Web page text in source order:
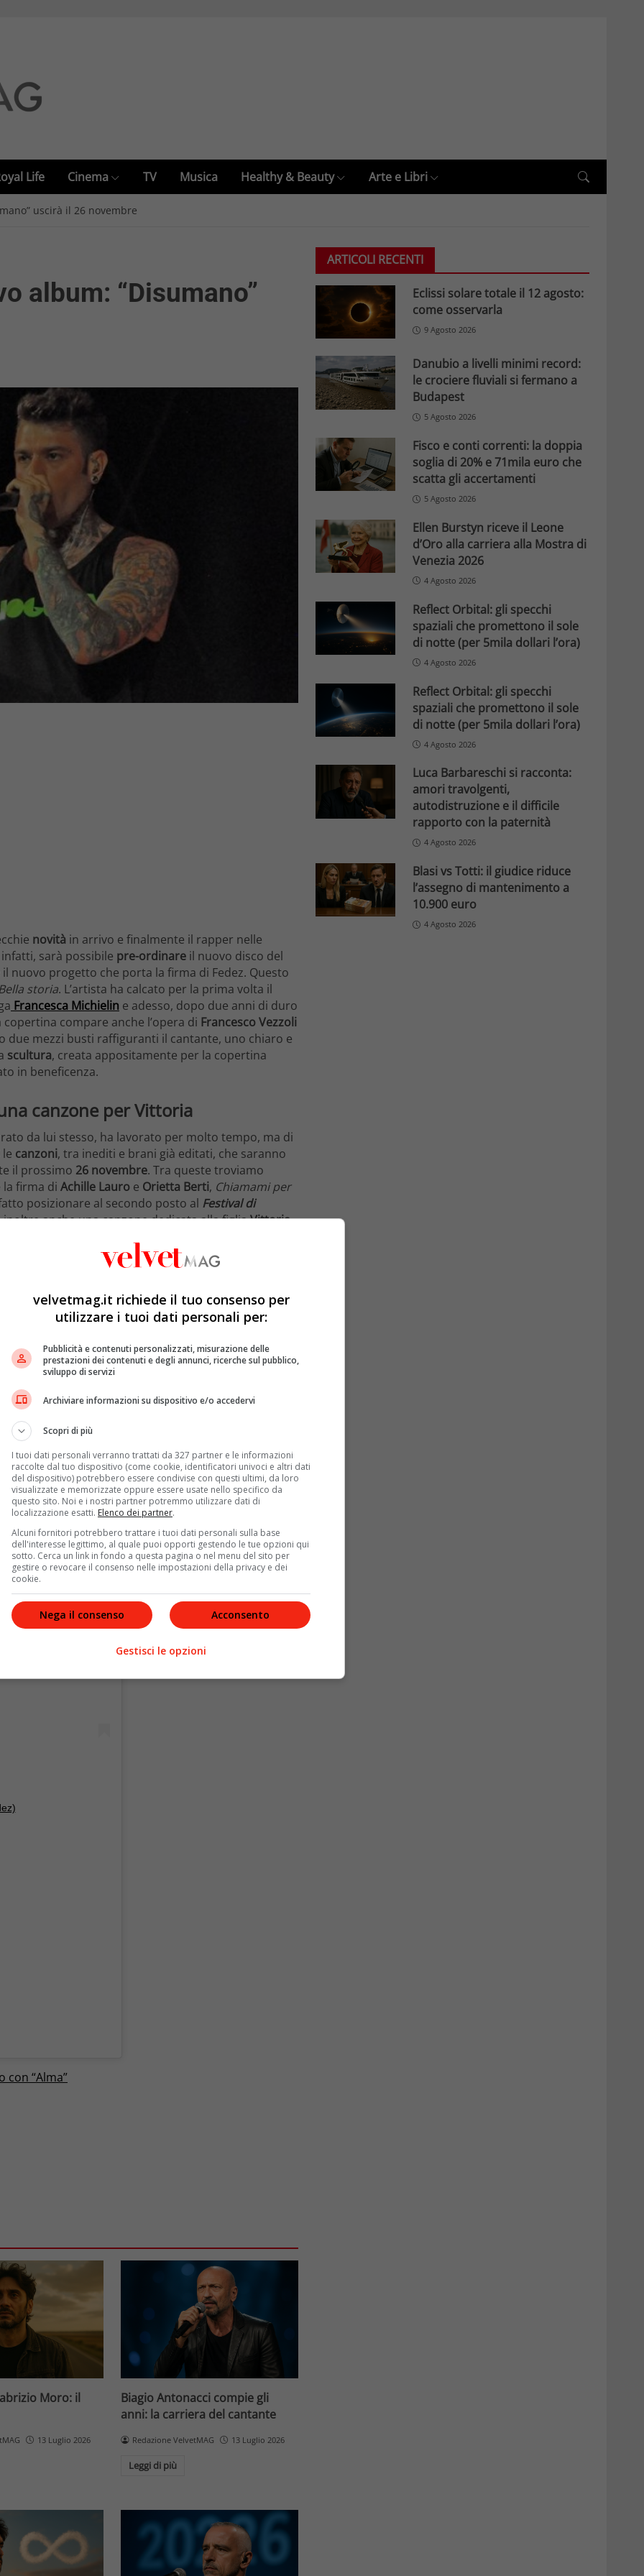
Life Cinema TV Musica Healthy & Beauty Arte e Libri
uscirà il 26 novembre
album: “Disumano”
novità in arrivo e finalmente il rapper nelle
sarà possibile pre-ordinare il nuovo disco del
nuovo progetto che porta la firma di Fedez. Questo
Bella storia. L’artista ha calcato per la prima volta il
Francesca Michielin e adesso, dopo due anni di duro
copertina compare anche l’opera di Francesco Vezzoli
due mezzi busti raffiguranti il cantante, uno chiaro e
scultura, creata appositamente per la copertina
in beneficenza.
canzone per Vittoria
da lui stesso, ha lavorato per molto tempo, ma di
le canzoni, tra inediti e brani già editati, che saranno
il prossimo 26 novembre. Tra queste troviamo
firma di Achille Lauro e Orietta Berti, Chiamami per
posizionare al secondo posto al Festival di
inoltre anche una canzone dedicata alla figliaVittoria,
riferimento alle
battaglie politiche e sociali
collaborazioni in cui compaiono i nomi di
TananaieSperanza. Secondo quanto annunciato da
saranno rivelate nei prossimi giorni. E il primo
di casa,
un “no” sorridendo. Manca ancora pochissimo e
Fedez ha composto per il suo amato pubblico.
con “Alma”
Moro: il
13 Luglio 2026
Biagio Antonacci compie gli
anni: la carriera del cantante
Redazione VelvetMAG 13 Luglio 2026
Leggi di più
ARTICOLI RECENTI
Eclissi solare totale il 12 agosto:
come osservarla
9 Agosto 2026
Danubio a livelli minimi record:
le crociere fluviali si fermano a
Budapest
5 Agosto 2026
Fisco e conti correnti: la doppia
soglia di 20% e 71mila euro che
scatta gli accertamenti
5 Agosto 2026
Ellen Burstyn riceve il Leone
d’Oro alla carriera alla Mostra di
Venezia 2026
4 Agosto 2026
Reflect Orbital: gli specchi
spaziali che promettono il sole
di notte (per 5mila dollari l’ora)
4 Agosto 2026
Reflect Orbital: gli specchi
spaziali che promettono il sole
di notte (per 5mila dollari l’ora)
4 Agosto 2026
Luca Barbareschi si racconta:
amori travolgenti,
autodistruzione e il difficile
rapporto con la paternità
4 Agosto 2026
Blasi vs Totti: il giudice riduce
l’assegno di mantenimento a
10.900 euro
4 Agosto 2026
velvetmag.it richiede il tuo consenso per
utilizzare i tuoi dati personali per:
Pubblicità e contenuti personalizzati, misurazione delle
prestazioni dei contenuti e degli annunci, ricerche sul pubblico,
sviluppo di servizi
Archiviare informazioni su dispositivo e/o accedervi
Scopri di più
I tuoi dati personali verranno trattati da 327 partner e le informazioni
raccolte dal tuo dispositivo (come cookie, identificatori univoci e altri dati
del dispositivo) potrebbero essere condivise con questi ultimi, da loro
visualizzate e memorizzate oppure essere usate nello specifico da
questo sito. Noi e i nostri partner potremmo utilizzare dati di
localizzazione esatti. Elenco dei partner.
Alcuni fornitori potrebbero trattare i tuoi dati personali sulla base
dell'interesse legittimo, al quale puoi opporti gestendo le tue opzioni qui
sotto. Cerca un link in fondo a questa pagina o nel menu del sito per
gestire o revocare il consenso nelle impostazioni della privacy e dei
cookie.
Acconsento
Nega il consenso
Gestisci le opzioni